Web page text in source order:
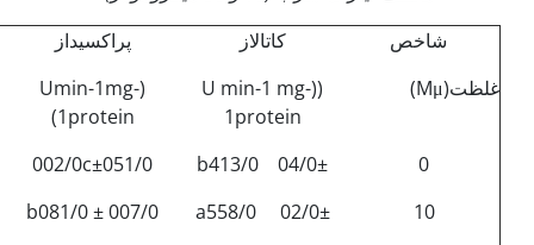
شاخص
غلظت(Mμ)
کاتالاز
((U min-1 mg-
1protein
پراکسیداز
(Umin-1mg-
1protein)
0
04/0± b413/0
002/0c±051/0
10
02/0± a558/0
007/0 ± b081/0